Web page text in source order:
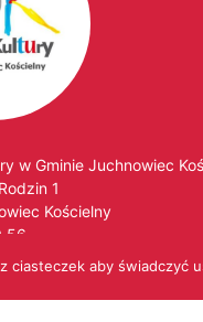
w Gminie Juchnowiec
1
Kościelny
56
453 059
ciasteczek aby świadczyć